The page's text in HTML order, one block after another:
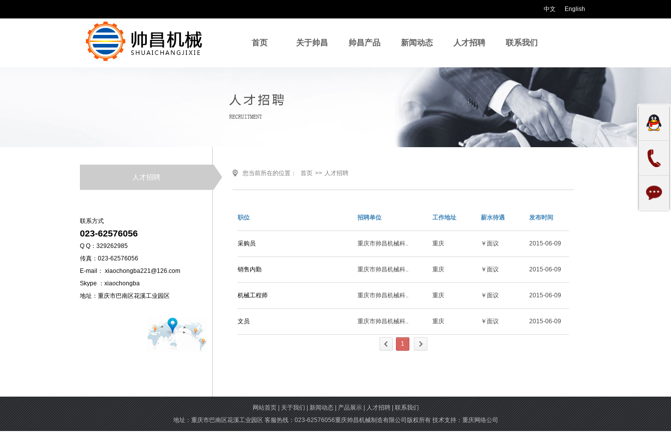
中文 English
首页 关于帅昌 帅昌产品 新闻动态 人才招聘 联系我们
人才招聘
联系方式
023-62576056
Q Q：329262985
传真：023-62576056
E-mail： xiaochongba221@126.com
Skype ：xiaochongba
地址：重庆市巴南区花溪工业园区
您当前所在的位置： 首页 >> 人才招聘
职位 招聘单位 工作地址 薪水待遇 发布时间
采购员 重庆市帅昌机械科.. 重庆 ￥面议 2015-06-09
销售内勤 重庆市帅昌机械科.. 重庆 ￥面议 2015-06-09
机械工程师 重庆市帅昌机械科.. 重庆 ￥面议 2015-06-09
文员 重庆市帅昌机械科.. 重庆 ￥面议 2015-06-09
1
网站首页|关于我们|新闻动态|产品展示|人才招聘|联系我们
地址：重庆市巴南区花溪工业园区 客服热线：023-62576056重庆帅昌机械制造有限公司版权所有 技术支持：重庆网络公司